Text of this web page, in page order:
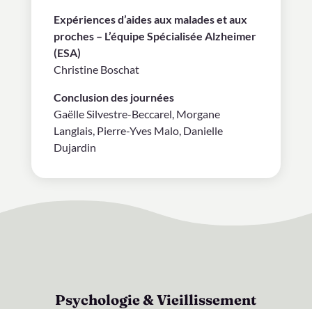
Expériences d’aides aux malades et aux
proches – L’équipe Spécialisée Alzheimer
(ESA)
Christine Boschat
Conclusion des journées
Gaëlle Silvestre-Beccarel, Morgane
Langlais, Pierre-Yves Malo, Danielle
Dujardin
Psychologie & Vieillissement